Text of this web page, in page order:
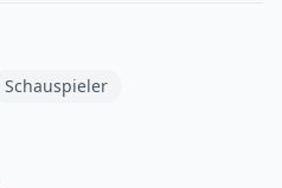
Schauspieler